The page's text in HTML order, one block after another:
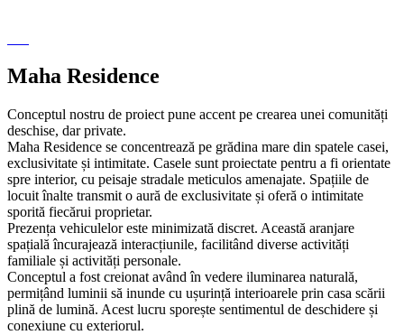
Maha Residence
Conceptul nostru de proiect pune accent pe crearea unei comunități
deschise, dar private.
Maha Residence se concentrează pe grădina mare din spatele casei,
exclusivitate și intimitate. Casele sunt proiectate pentru a fi orientate
spre interior, cu peisaje stradale meticulos amenajate. Spațiile de
locuit înalte transmit o aură de exclusivitate și oferă o intimitate
sporită fiecărui proprietar.
Prezența vehiculelor este minimizată discret. Această aranjare
spațială încurajează interacțiunile, facilitând diverse activități
familiale și activități personale.
Conceptul a fost creionat având în vedere iluminarea naturală,
permițând luminii să inunde cu ușurință interioarele prin casa scării
plină de lumină. Acest lucru sporește sentimentul de deschidere și
conexiune cu exteriorul.